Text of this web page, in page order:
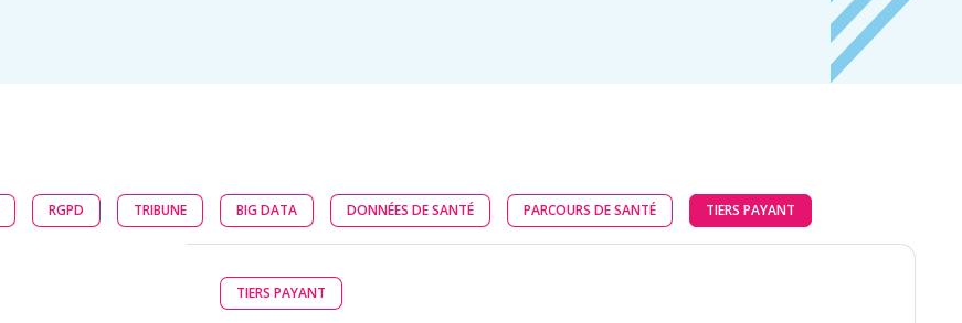
RGPD TRIBUNE BIG DATA DONNÉES DE SANTÉ PARCOURS DE SANTÉ TIERS PAYANT
TIERS PAYANT